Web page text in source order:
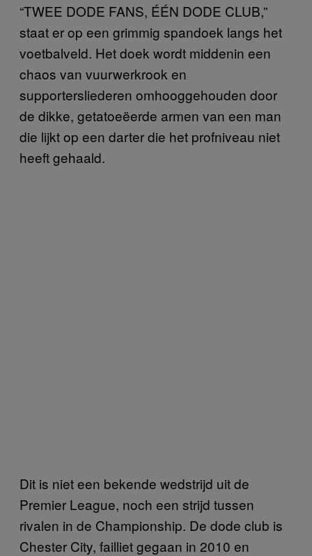
“TWEE DODE FANS, ÉÉN DODE CLUB,”
staat er op een grimmig spandoek langs het
voetbalveld. Het doek wordt middenin een
chaos van vuurwerkrook en
supportersliederen omhooggehouden door
de dikke, getatoeëerde armen van een man
die lijkt op een darter die het profniveau niet
heeft gehaald.
Dit is niet een bekende wedstrijd uit de
Premier League, noch een strijd tussen
rivalen in de Championship. De dode club is
Chester City, failliet gegaan in 2010 en